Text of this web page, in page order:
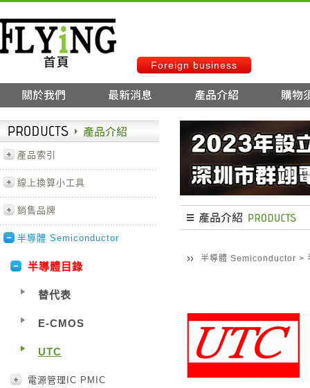
Foreign business
產品索引
線上換算小工具
銷售品牌
半導體 Semiconductor
半導體目錄
替代表
E-CMOS
UTC
電源管理IC PMIC
半導體 Semiconductor >